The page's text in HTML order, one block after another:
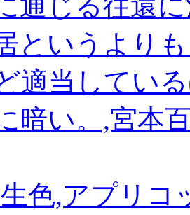
というより
適当してい
暗い。,宮本
色,アプリ